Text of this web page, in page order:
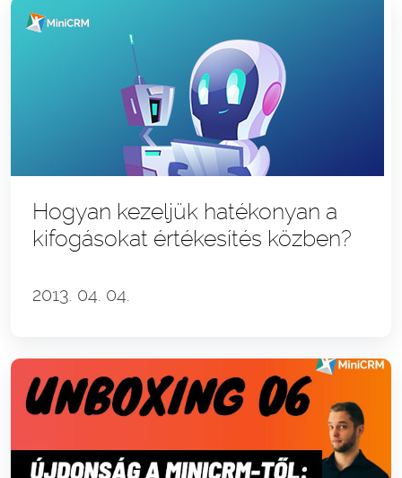
Hogyan kezeljük hatékonyan a
kifogásokat értékesítés közben?
2013. 04. 04.